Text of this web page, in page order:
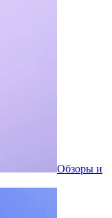
Обзоры и